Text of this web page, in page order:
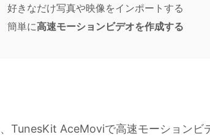
好きなだけ写真や映像をインポートする
簡単に高速モーションビデオを作成する
TunesKit AceMoviで高速モーションビ